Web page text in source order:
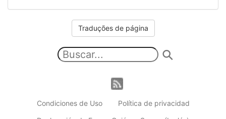
Traduções de página
Condiciones de Uso
Política de privacidad